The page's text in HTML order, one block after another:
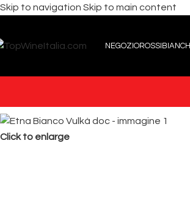
Skip to navigation Skip to main content
NEGOZIOROSSI BIANCHI
Click to enlarge